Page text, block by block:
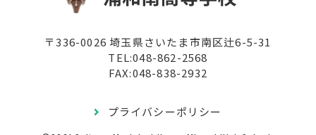
〒336-0026 埼玉県さいたま市南区辻6-5-31
TEL:048-862-2568
FAX:048-838-2932
プライバシーポリシー